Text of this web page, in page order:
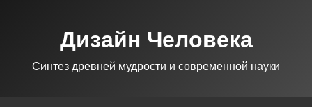
Дизайн Человека
Синтез древней мудрости и современной науки